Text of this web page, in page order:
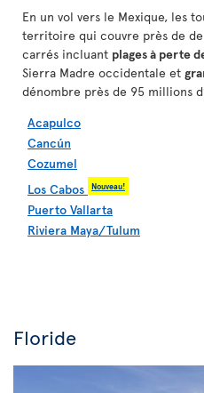
En un vol vers le Mexique, les
territoire qui couvre près de
carrés incluant plages à perte
Sierra Madre occidentale et
dénombre près de 95 millions
Acapulco
Cancún
Cozumel
Los Cabos
Nouveau!
Puerto Vallarta
Riviera Maya/Tulum
Floride